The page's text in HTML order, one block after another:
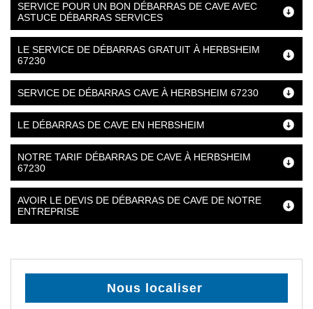
SERVICE POUR UN BON DÉBARRAS DE CAVE AVEC
ASTUCE DÉBARRAS SERVICES
LE SERVICE DE DÉBARRAS GRATUIT À HERBSHEIM
67230
SERVICE DE DÉBARRAS CAVE À HERBSHEIM 67230
LE DÉBARRAS DE CAVE EN HERBSHEIM
NOTRE TARIF DÉBARRAS DE CAVE À HERBSHEIM
67230
AVOIR LE DEVIS DE DÉBARRAS DE CAVE DE NOTRE
ENTREPRISE
Nous localiser